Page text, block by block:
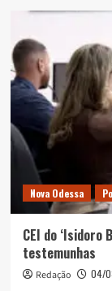
Nova Odessa
CEI do ‘Isidoro
testemunhas
Redação 04/